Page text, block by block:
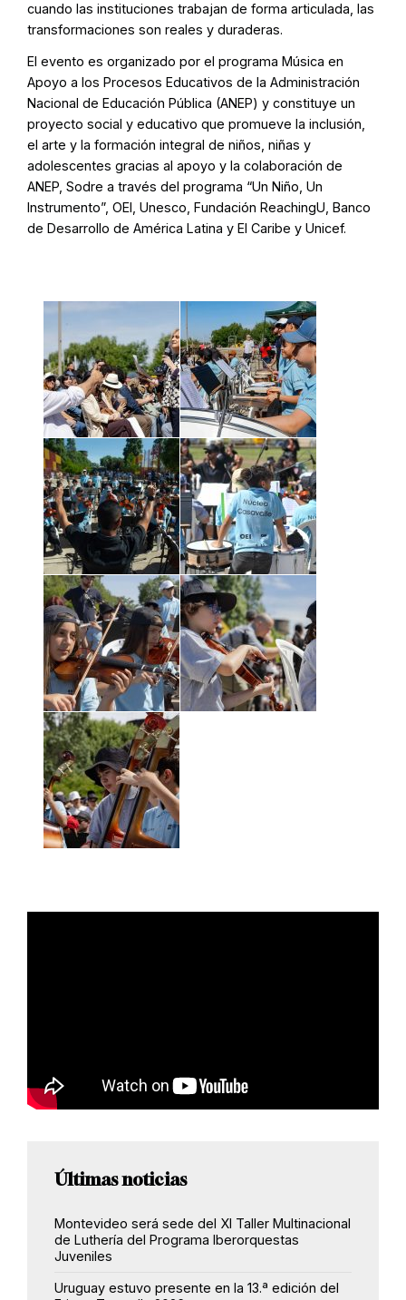
cuando las instituciones trabajan de forma articulada, las
transformaciones son reales y duraderas.
El evento es organizado por el programa Música en
Apoyo a los Procesos Educativos de la Administración
Nacional de Educación Pública (ANEP) y constituye un
proyecto social y educativo que promueve la inclusión,
el arte y la formación integral de niños, niñas y
adolescentes gracias al apoyo y la colaboración de
ANEP, Sodre a través del programa “Un Niño, Un
Instrumento”, OEI, Unesco, Fundación ReachingU, Banco
de Desarrollo de América Latina y El Caribe y Unicef.
Últimas noticias
Montevideo será sede del XI Taller Multinacional
de Luthería del Programa Iberorquestas
Juveniles
Uruguay estuvo presente en la 13.ª edición del